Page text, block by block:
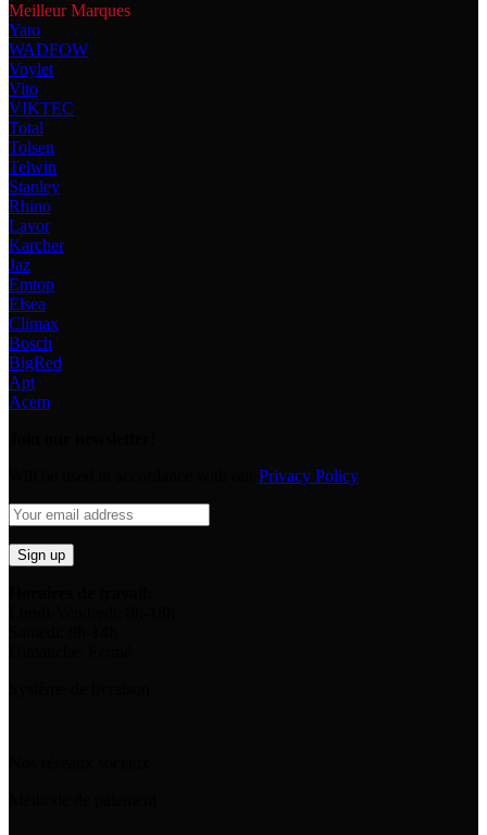
Meilleur Marques
Yato
WADFOW
Voylet
Vito
VIKTEC
Total
Tolsen
Telwin
Stanley
Rhino
Lavor
Karcher
Jaz
Emtop
Elsea
Climax
Bosch
BigRed
Apt
Acem
Privacy Policy